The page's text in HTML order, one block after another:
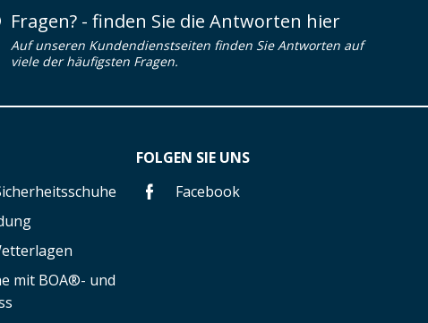
Fragen? - finden Sie die Antworten hier
Auf unseren Kundendienstseiten finden Sie Antworten auf
viele der häufigsten Fragen.
mit BOA®- und
FOLGEN SIE UNS
Facebook